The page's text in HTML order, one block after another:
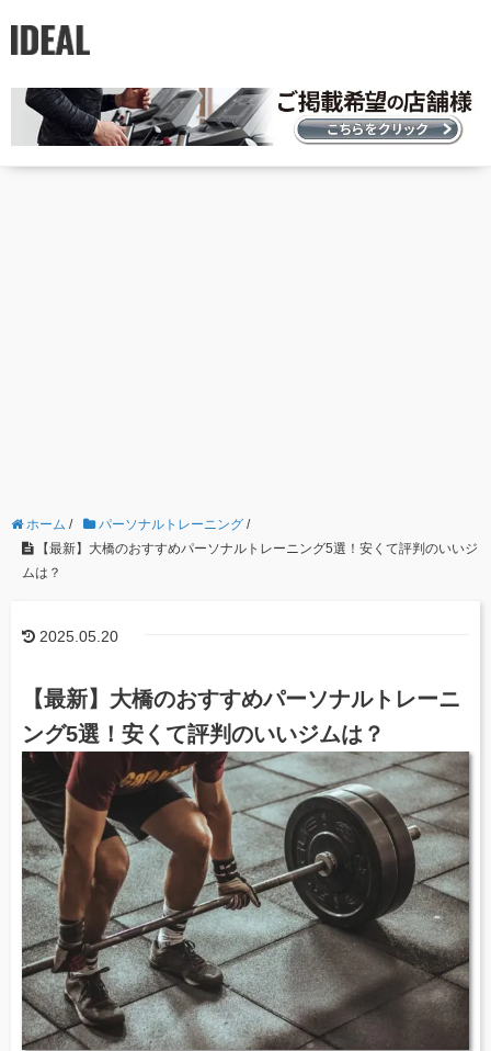
ホーム / パーソナルトレーニング /
【最新】大橋のおすすめパーソナルトレーニング5選！安くて評判のいいジ
ムは？
2025.05.20
【最新】大橋のおすすめパーソナルトレーニ
ング5選！安くて評判のいいジムは？